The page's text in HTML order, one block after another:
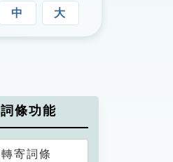
中 大
詞條功能
轉寄詞條